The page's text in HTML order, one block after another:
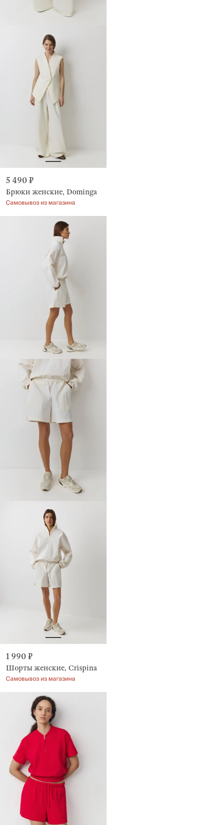
5 490 ₽
Брюки женские, Dominga
Самовывоз из магазина
1 990 ₽
Шорты женские, Crispina
Самовывоз из магазина